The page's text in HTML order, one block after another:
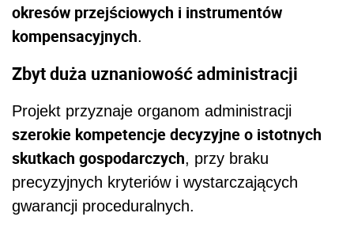
okresów przejściowych i instrumentów
kompensacyjnych.
Zbyt duża uznaniowość administracji
Projekt przyznaje organom administracji
szerokie kompetencje decyzyjne o istotnych
skutkach gospodarczych, przy braku
precyzyjnych kryteriów i wystarczających
gwarancji proceduralnych.